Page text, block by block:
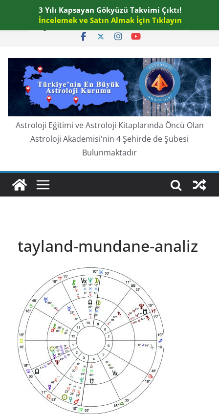
content
Cuma, Ağustos 7, 2026
Astroloji Eğitimi ve Astroloji Kitaplarında Öncü Olan
Astroloji Akademisi'nin 4 Şehirde de Şubesi
Bulunmaktadır
tayland-mundane-analiz
3 Yılı Kapsayan Gökyüzü Takvimi Çıktı!
İncelemek ve Satın Almak İçin Tıklayın